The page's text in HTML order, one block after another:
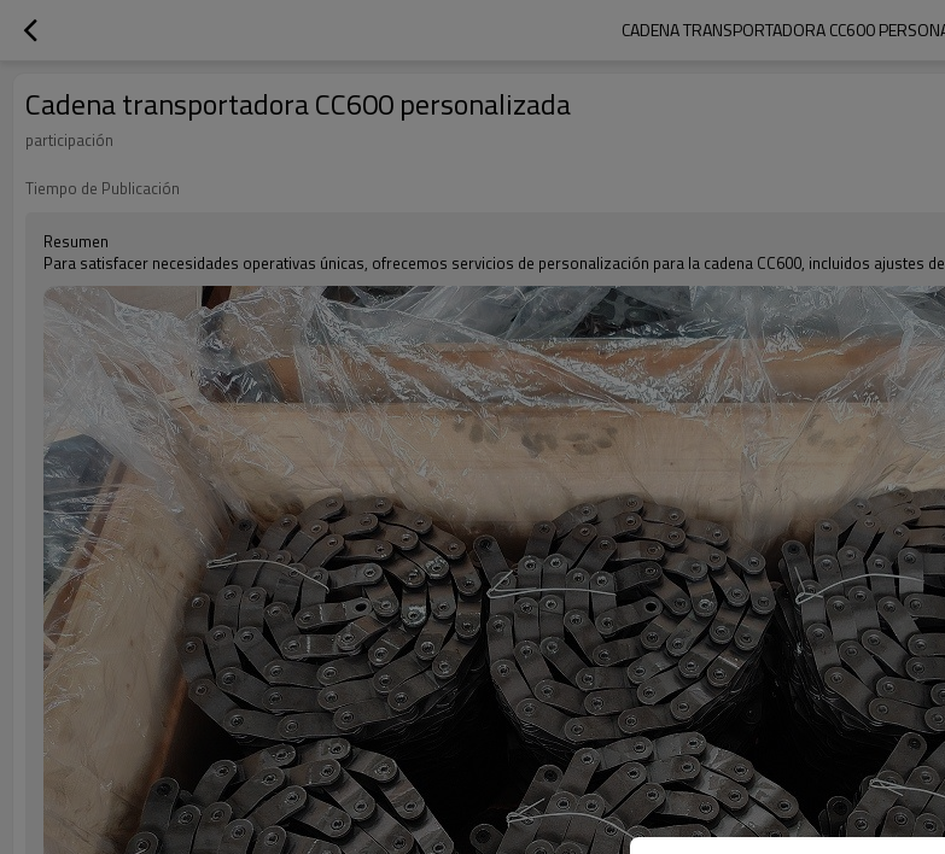
CADENA TRANSPORTADORA CC600
Cadena transportadora CC600 personalizada
participación
Tiempo de Publicación
Resumen
Para satisfacer necesidades operativas únicas, ofrecemos servicios de personalización para la cadena CC600, incluidos ajustes